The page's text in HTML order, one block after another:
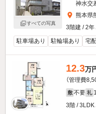
すべての写真
神水交
熊本県
3階建 / 2年
駐車場あり
駐輪場あり 宅
12.3万
（管理費
敷 不要 礼
3階 / 3LDK